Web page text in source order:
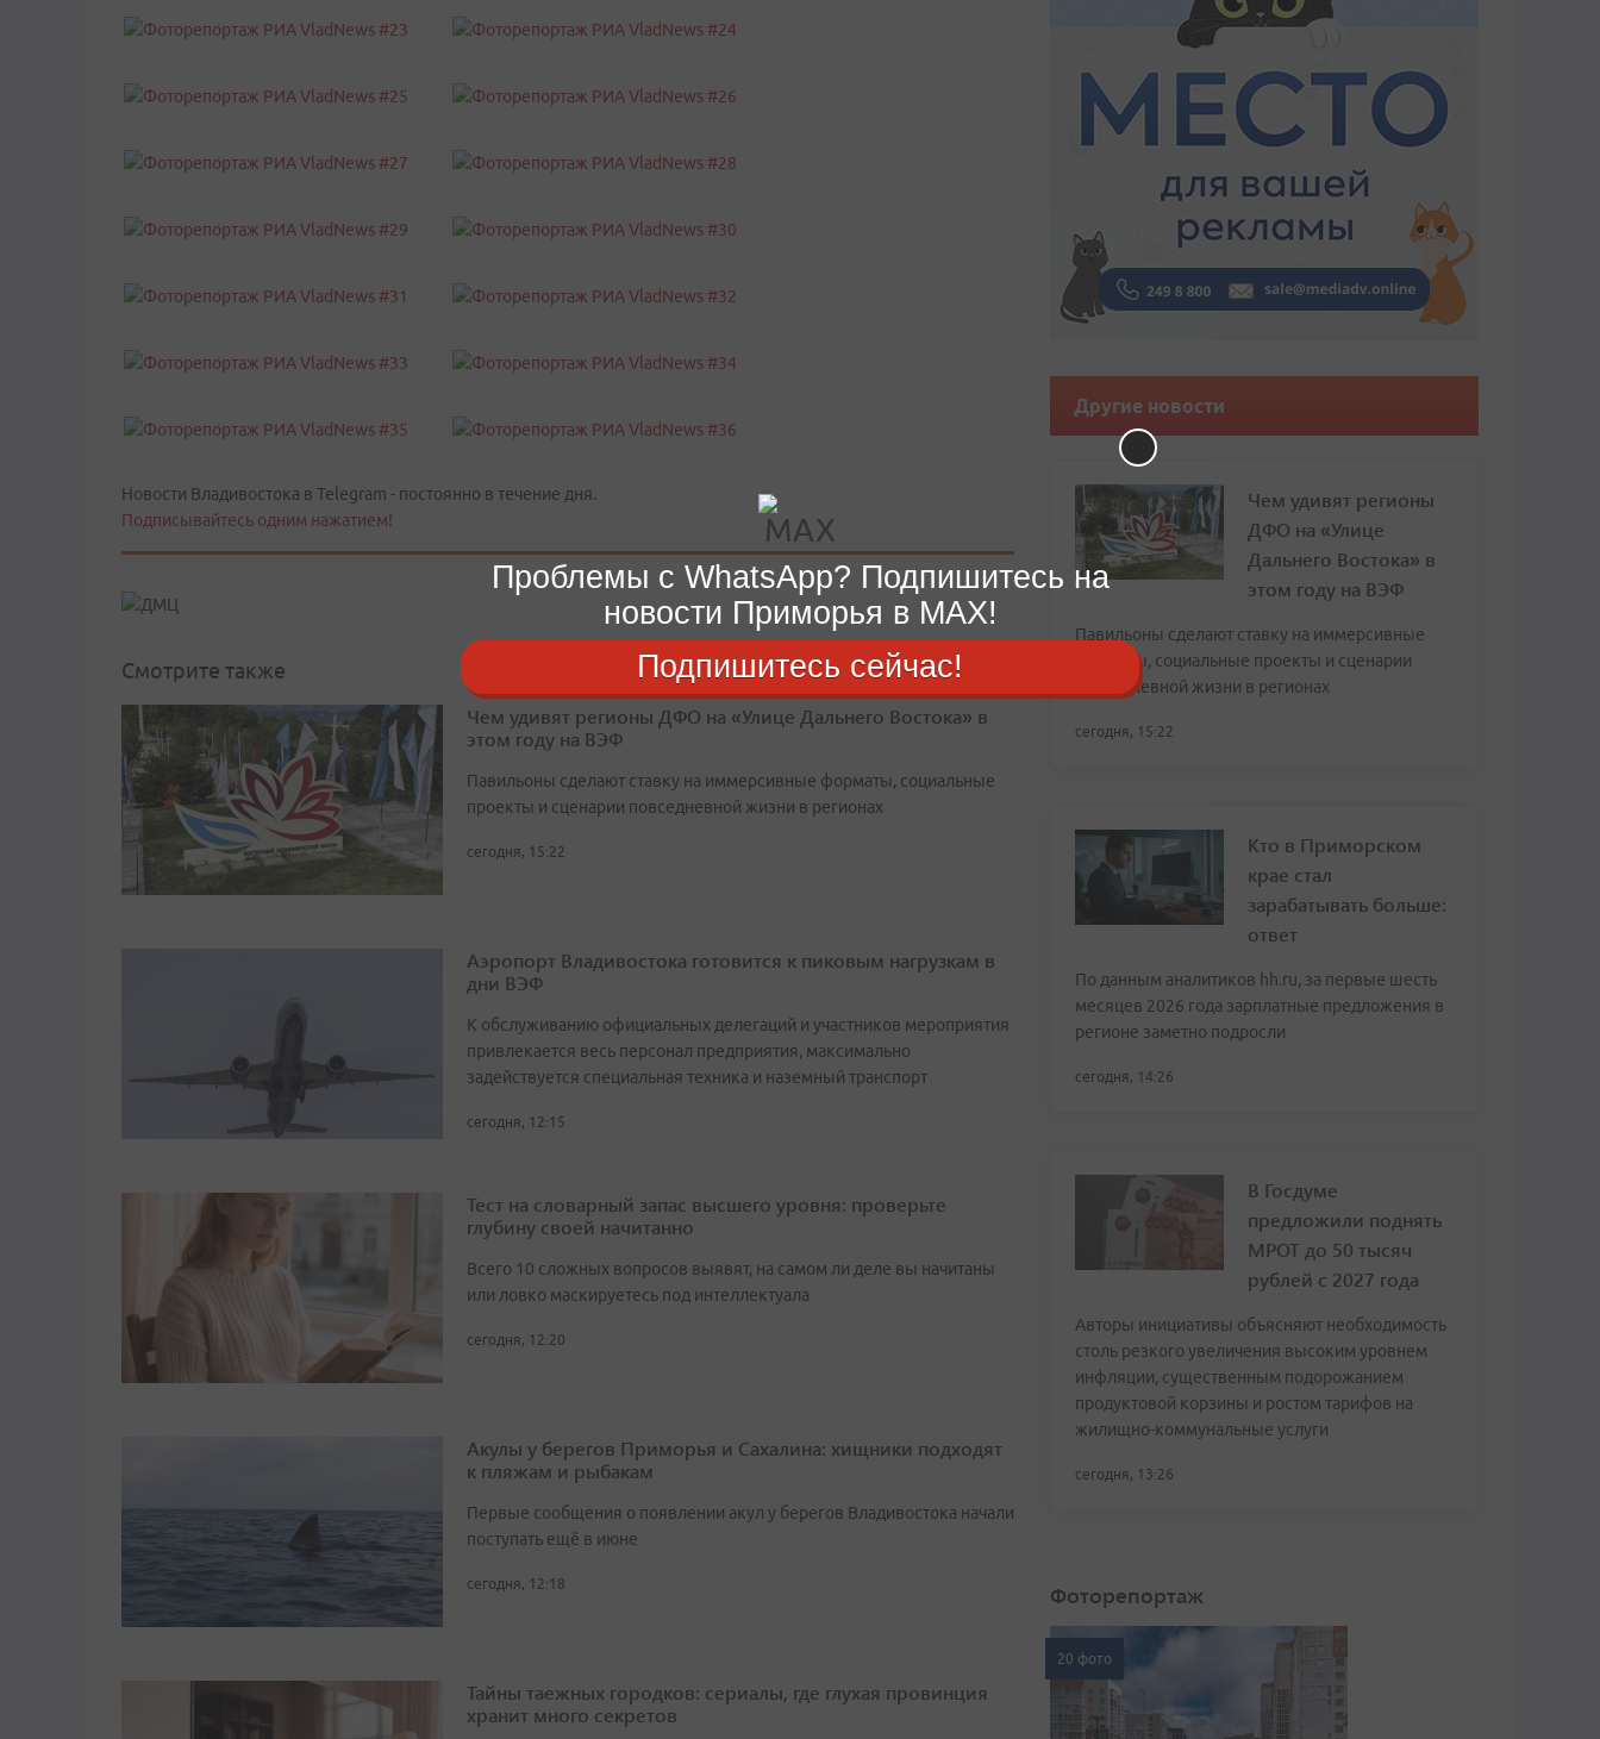
Новости Владивостока в Telegram - постоянно в течение дня.
Подписывайтесь одним нажатием!
Смотрите также
Чем удивят регионы ДФО на «Улице Дальнего Востока» в
этом году на ВЭФ
Павильоны сделают ставку на иммерсивные форматы, социальные
проекты и сценарии повседневной жизни в регионах
сегодня, 15:22
Аэропорт Владивостока готовится к пиковым нагрузкам в
дни ВЭФ
К обслуживанию официальных делегаций и участников мероприятия
привлекается весь персонал предприятия, максимально
задействуется специальная техника и наземный транспорт
сегодня, 12:15
Тест на словарный запас высшего уровня: проверьте
глубину своей начитанно
Всего 10 сложных вопросов выявят, на самом ли деле вы начитаны
или ловко маскируетесь под интеллектуала
сегодня, 12:20
Акулы у берегов Приморья и Сахалина: хищники подходят
к пляжам и рыбакам
Первые сообщения о появлении акул у берегов Владивостока начали
поступать ещё в июне
сегодня, 12:18
Тайны таежных городков: сериалы, где глухая провинция
хранит много секретов
Другие новости
Чем удивят регионы
ДФО на «Улице
Дальнего Востока» в
этом году на ВЭФ
Павильоны сделают ставку на иммерсивные
форматы, социальные проекты и сценарии
повседневной жизни в регионах
сегодня, 15:22
Кто в Приморском
крае стал
зарабатывать больше:
ответ
По данным аналитиков hh.ru, за первые шесть
месяцев 2026 года зарплатные предложения в
регионе заметно подросли
сегодня, 14:26
В Госдуме
предложили поднять
МРОТ до 50 тысяч
рублей с 2027 года
Авторы инициативы объясняют необходимость
столь резкого увеличения высоким уровнем
инфляции, существенным подорожанием
продуктовой корзины и ростом тарифов на
жилищно-коммунальные услуги
сегодня, 13:26
Фоторепортаж
20 фото
Проблемы с WhatsApp? Подпишитесь на
новости Приморья в MAX!
Подпишитесь сейчас!